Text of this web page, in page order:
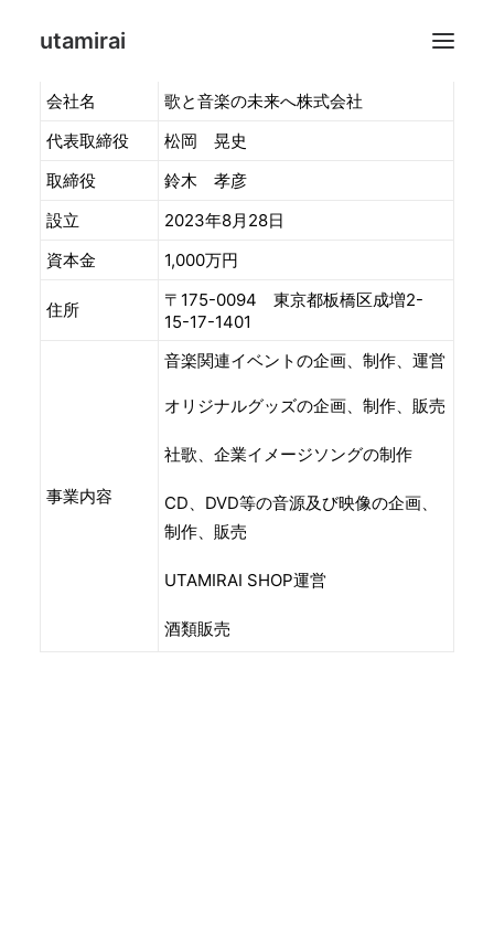
utamirai
Suzuki Takahiko
COMPANY
社歌、企業イメージソングの制作
UTAMIRAI SHOP運営
会社名
歌と音楽の未来へ株式会社
代表取締役
松岡 晃史
取締役
鈴木 孝彦
設立
2023年8月28日
資本金
1,000万円
住所
〒175-0094 東京都板橋区成増2-
15-17-1401
事業内容
音楽関連イベントの企画、制作、運営
オリジナルグッズの企画、制作、販売
社歌、企業イメージソングの制作
CD、DVD等の音源及び映像の企画、
制作、販売
UTAMIRAI SHOP運営
酒類販売